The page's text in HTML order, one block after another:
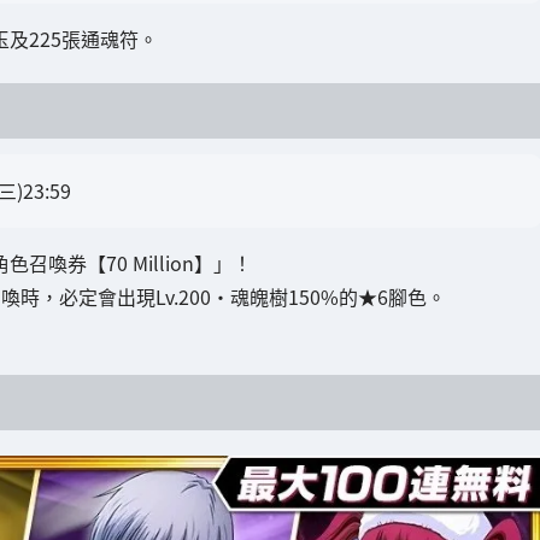
225張通魂符。
)23:59
召喚券【70 Million】」！
，必定會出現Lv.200・魂魄樹150%的★6腳色。